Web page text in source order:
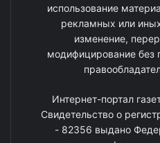
использование
рекламных или
изменение,
модифицирование без
Интернет-портал
Свидетельство о
- 82356 выдано